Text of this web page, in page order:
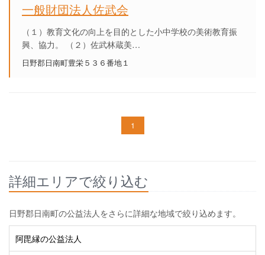
一般財団法人佐武会
（１）教育文化の向上を目的とした小中学校の美術教育振
興、協力。 （２）佐武林蔵美…
日野郡日南町豊栄５３６番地１
1
詳細エリアで絞り込む
日野郡日南町の公益法人をさらに詳細な地域で絞り込めます。
阿毘縁の公益法人